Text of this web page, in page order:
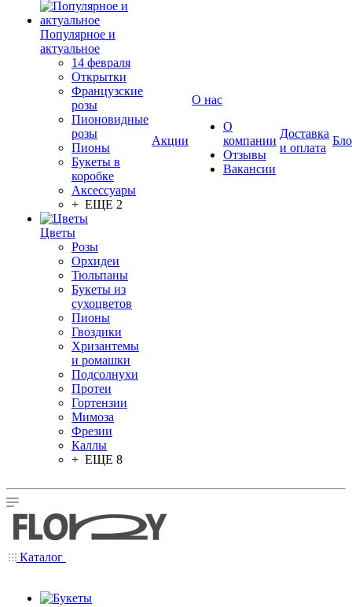
Популярное и
актуальное
14 февраля
Открытки
Французские
розы
Пионовидные
розы
Пионы
Букеты в
коробке
Аксессуары
+ ЕЩЕ 2
Цветы
Розы
Орхидеи
Тюльпаны
Букеты из
сухоцветов
Пионы
Гвоздики
Хризантемы
и ромашки
Подсолнухи
Протеи
Гортензии
Мимоза
Фрезии
Каллы
+ ЕЩЕ 8
Акции
О нас
О
компании
Отзывы
Вакансии
Доставка
и оплата
Каталог